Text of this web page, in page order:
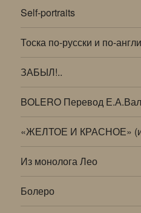
Self-portraits
Тоска по-русски и по-
ЗАБЫЛ!..
BOLERO Перевод
«ЖЕЛТОЕ И КРАСНОЕ»
Из монолога Лео
Болеро